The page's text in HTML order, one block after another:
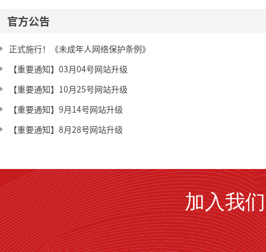
官方公告
正式施行！《未成年人网络保护条例》
【重要通知】03月04号网站升级
【重要通知】10月25号网站升级
【重要通知】9月14号网站升级
【重要通知】8月28号网站升级
加入我